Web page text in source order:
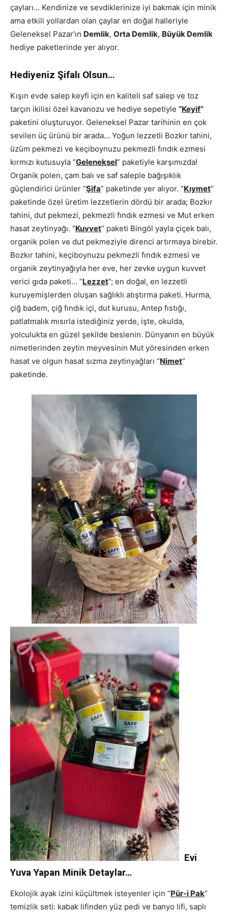
çayları… Kendinize ve sevdiklerinize iyi bakmak için minik
ama etkili yollardan olan çaylar en doğal halleriyle
Geleneksel Pazar’ın Demlik, Orta Demlik, Büyük Demlik
hediye paketlerinde yer alıyor.
Hediyeniz Şifalı Olsun…
Kışın evde salep keyfi için en kaliteli saf salep ve toz
tarçın ikilisi özel kavanozu ve hediye sepetiyle “Keyif”
paketini oluşturuyor. Geleneksel Pazar tarihinin en çok
sevilen üç ürünü bir arada… Yoğun lezzetli Bozkır tahini,
üzüm pekmezi ve keçiboynuzu pekmezli fındık ezmesi
kırmızı kutusuyla “Geleneksel” paketiyle karşımızda!
Organik polen, çam balı ve saf saleple bağışıklık
güçlendirici ürünler “Şifa” paketinde yer alıyor. “Kıymet”
paketinde özel üretim lezzetlerin dördü bir arada; Bozkır
tahini, dut pekmezi, pekmezli fındık ezmesi ve Mut erken
hasat zeytinyağı. “Kuvvet” paketi Bingöl yayla çiçek balı,
organik polen ve dut pekmeziyle direnci artırmaya birebir.
Bozkır tahini, keçiboynuzu pekmezli fındık ezmesi ve
organik zeytinyağıyla her eve, her zevke uygun kuvvet
verici gıda paketi… “Lezzet”; en doğal, en lezzetli
kuruyemişlerden oluşan sağlıklı atıştırma paketi. Hurma,
çiğ badem, çiğ fındık içi, dut kurusu, Antep fıstığı,
patlatmalık mısırla istediğiniz yerde, işte, okulda,
yolculukta en güzel şekilde beslenin. Dünyanın en büyük
nimetlerinden zeytin meyvesinin Mut yöresinden erken
hasat ve olgun hasat sızma zeytinyağları “Nimet”
paketinde.
Evi
Yuva Yapan Minik Detaylar…
Ekolojik ayak izini küçültmek isteyenler için “Pür-i Pak”
temizlik seti: kabak lifinden yüz pedi ve banyo lifi, saplı